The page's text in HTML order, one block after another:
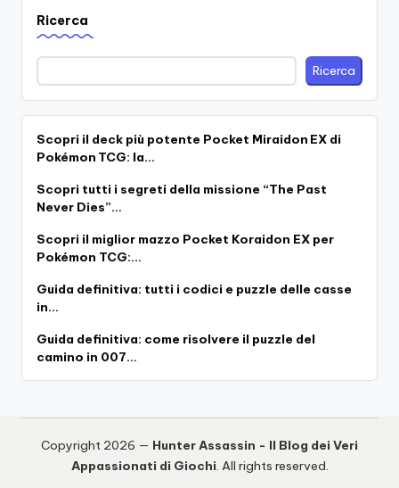
Ricerca
Ricerca
Scopri il deck più potente Pocket Miraidon EX di
Pokémon TCG: la…
Scopri tutti i segreti della missione “The Past
Never Dies”…
Scopri il miglior mazzo Pocket Koraidon EX per
Pokémon TCG:…
Guida definitiva: tutti i codici e puzzle delle casse
in…
Guida definitiva: come risolvere il puzzle del
camino in 007…
Copyright 2026 — Hunter Assassin - Il Blog dei Veri
Appassionati di Giochi. All rights reserved.